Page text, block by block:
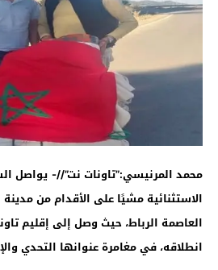
محمد المرنيسي:”تاونات نت”//- يواصل
الاستثنائية مشيًا على الأقدام من
العاصمة الرباط، حيث وصل إلى إقليم
انطلاقه، في مغامرة عنوانها التحدي